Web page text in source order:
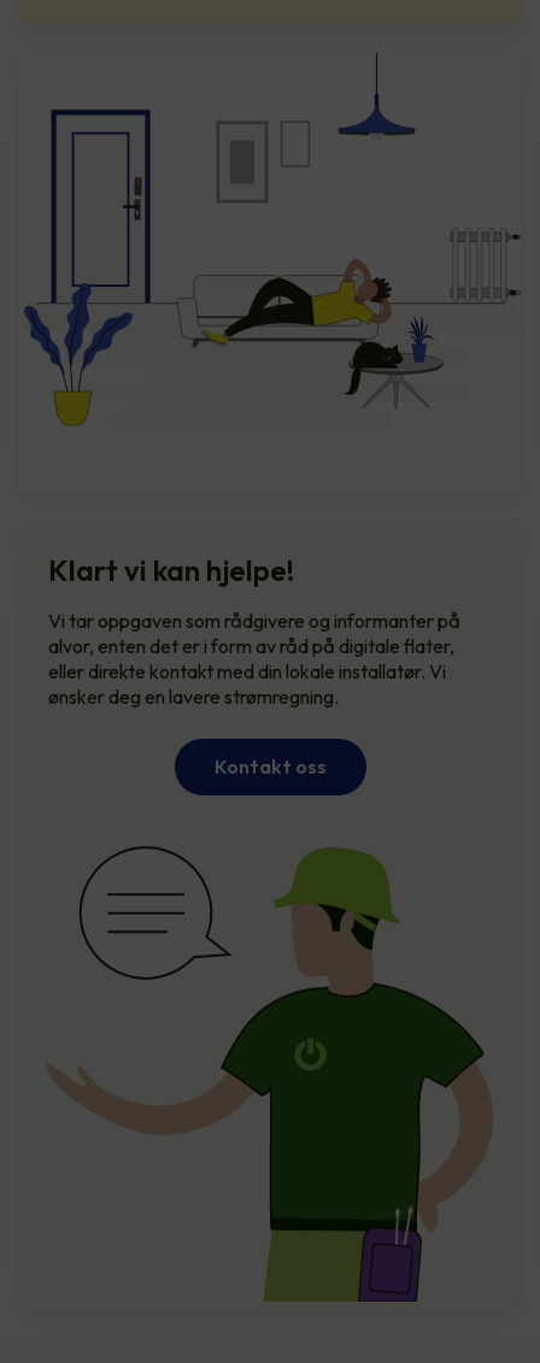
Klart vi kan hjelpe!
Vi tar oppgaven som rådgivere og informanter på
alvor, enten det er i form av råd på digitale flater,
eller direkte kontakt med din lokale installatør. Vi
ønsker deg en lavere strømregning.
Kontakt oss